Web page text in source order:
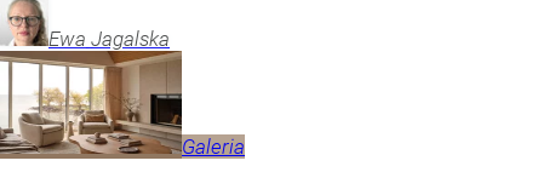
Ewa Jagalska
Galeria